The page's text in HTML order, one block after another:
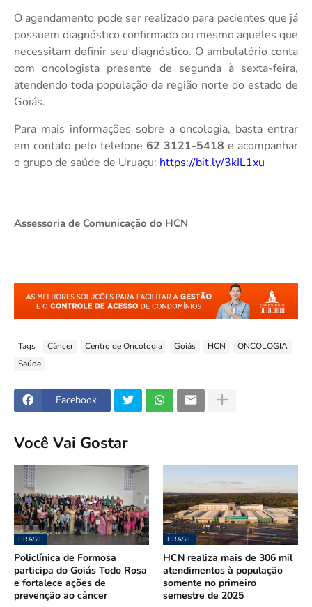
O agendamento pode ser realizado para pacientes que já
possuem diagnóstico confirmado ou mesmo aqueles que
necessitam definir seu diagnóstico. O ambulatório conta
com oncologista presente de segunda à sexta-feira,
atendendo toda população da região norte do estado de
Goiás.
Para mais informações sobre a oncologia, basta entrar
em contato pelo telefone 62 3121-5418 e acompanhar
o grupo de saúde de Uruaçu: https://bit.ly/3kIL1xu
Assessoria de Comunicação do HCN
Tags Câncer Centro de Oncologia Goiás HCN
ONCOLOGIA
Saúde
Facebook
Você Vai Gostar
BRASIL
Policlínica de Formosa
participa do Goiás Todo Rosa
e fortalece ações de
prevenção ao câncer
BRASIL
HCN realiza mais de 306 mil
atendimentos à população
somente no primeiro
semestre de 2025